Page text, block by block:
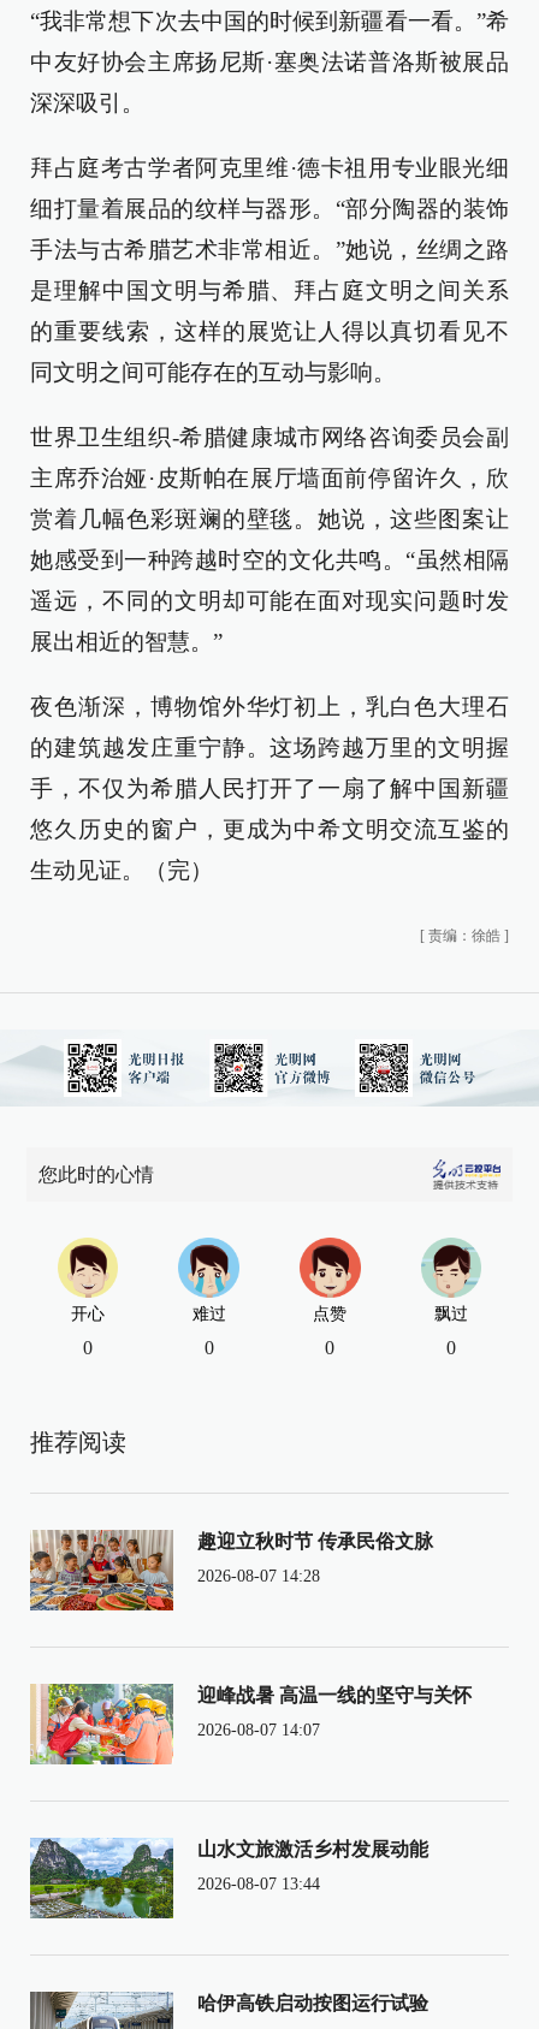
“我非常想下次去中国的时候到新疆看一看。”希
中友好协会主席扬尼斯·塞奥法诺普洛斯被展品
深深吸引。
拜占庭考古学者阿克里维·德卡祖用专业眼光细
细打量着展品的纹样与器形。“部分陶器的装饰
手法与古希腊艺术非常相近。”她说，丝绸之路
是理解中国文明与希腊、拜占庭文明之间关系
的重要线索，这样的展览让人得以真切看见不
同文明之间可能存在的互动与影响。
世界卫生组织-希腊健康城市网络咨询委员会副
主席乔治娅·皮斯帕在展厅墙面前停留许久，欣
赏着几幅色彩斑斓的壁毯。她说，这些图案让
她感受到一种跨越时空的文化共鸣。“虽然相隔
遥远，不同的文明却可能在面对现实问题时发
展出相近的智慧。”
夜色渐深，博物馆外华灯初上，乳白色大理石
的建筑越发庄重宁静。这场跨越万里的文明握
手，不仅为希腊人民打开了一扇了解中国新疆
悠久历史的窗户，更成为中希文明交流互鉴的
生动见证。（完）
[ 责编：徐皓 ]
您此时的心情
开心
0
难过
0
点赞
0
飘过
0
推荐阅读
趣迎立秋时节 传承民俗文脉
2026-08-07 14:28
迎峰战暑 高温一线的坚守与关怀
2026-08-07 14:07
山水文旅激活乡村发展动能
2026-08-07 13:44
哈伊高铁启动按图运行试验